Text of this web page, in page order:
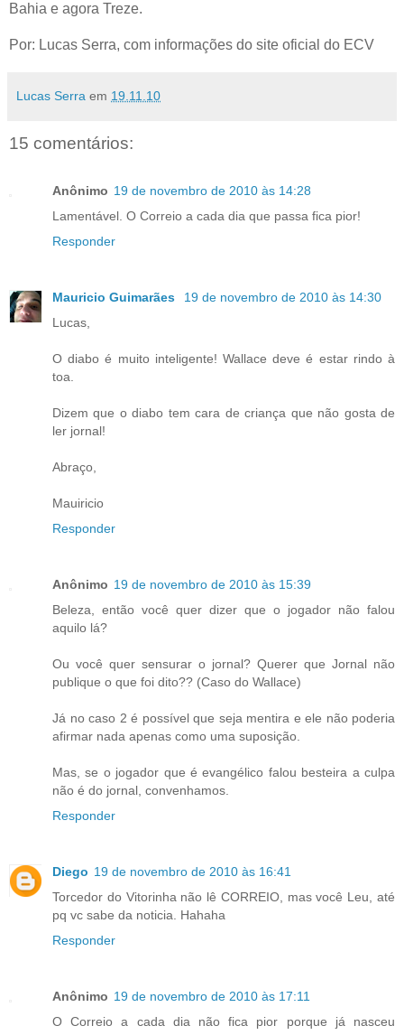
Bahia e agora Treze.
Por: Lucas Serra, com informações do site oficial do ECV
Lucas Serra em 19.11.10
15 comentários:
Anônimo 19 de novembro de 2010 às 14:28
Lamentável. O Correio a cada dia que passa fica pior!
Responder
Mauricio Guimarães
19 de novembro de 2010 às 14:30
Lucas,
O diabo é muito inteligente! Wallace deve é estar rindo à
toa.
Dizem que o diabo tem cara de criança que não gosta de
ler jornal!
Abraço,
Mauiricio
Responder
Anônimo 19 de novembro de 2010 às 15:39
Beleza, então você quer dizer que o jogador não falou
aquilo lá?
Ou você quer sensurar o jornal? Querer que Jornal não
publique o que foi dito?? (Caso do Wallace)
Já no caso 2 é possível que seja mentira e ele não poderia
afirmar nada apenas como uma suposição.
Mas, se o jogador que é evangélico falou besteira a culpa
não é do jornal, convenhamos.
Responder
Diego 19 de novembro de 2010 às 16:41
Torcedor do Vitorinha não lê CORREIO, mas você Leu, até
pq vc sabe da noticia. Hahaha
Responder
Anônimo 19 de novembro de 2010 às 17:11
O Correio a cada dia não fica pior porque já nasceu